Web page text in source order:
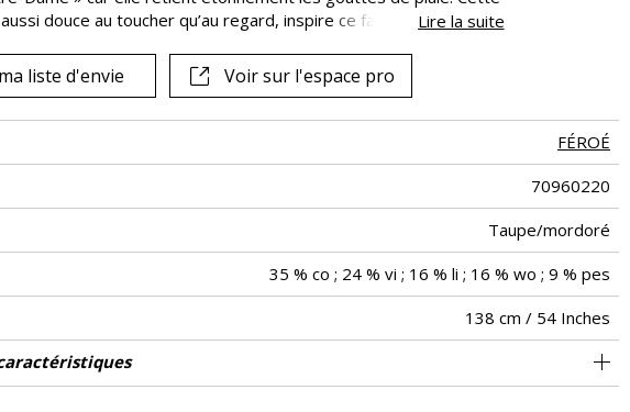
douce au toucher qu’au regard, inspire ce faux-uni. En trame,
végétal. Tout comme la plante épouse les sols, ALCHEMILLA
propageant une sensation de douceur qui se poursuit jusque
Lire la suite
liste d'envie Voir sur l'espace pro
FÉROÉ
70960220
Taupe/mordoré
35 % co ; 24 % vi ; 16 % li ; 16 % wo ; 9 % pes
138 cm / 54 Inches
Vendu au mètre
520
Dessin abstrait tissé en laine et lin sur intissé
Epongeable
Encollage du mur
Pelable
A+
Class A
B-s1, d0
Belgique